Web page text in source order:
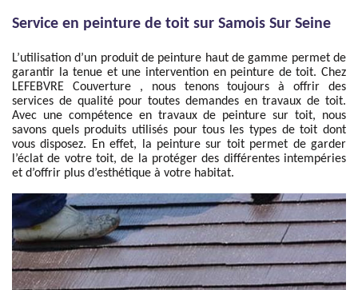
Service en peinture de toit sur Samois Sur Seine
L’utilisation d’un produit de peinture haut de gamme permet de
garantir la tenue et une intervention en peinture de toit. Chez
LEFEBVRE Couverture , nous tenons toujours à offrir des
services de qualité pour toutes demandes en travaux de toit.
Avec une compétence en travaux de peinture sur toit, nous
savons quels produits utilisés pour tous les types de toit dont
vous disposez. En effet, la peinture sur toit permet de garder
l’éclat de votre toit, de la protéger des différentes intempéries
et d’offrir plus d’esthétique à votre habitat.